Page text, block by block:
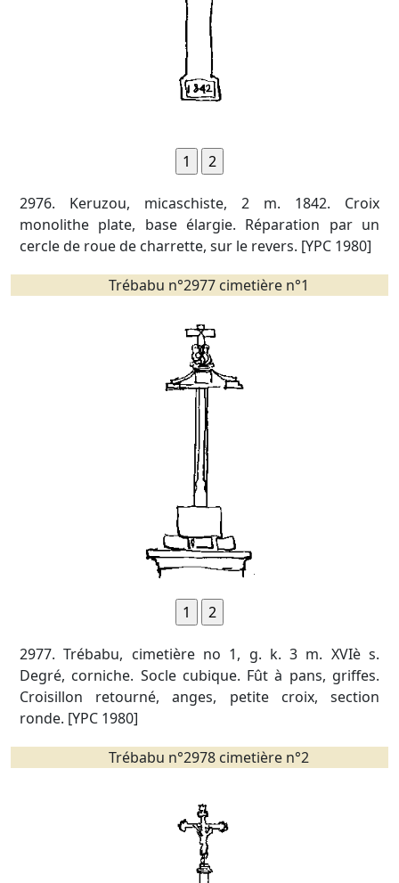
2976. Keruzou, micaschiste, 2 m. 1842. Croix
monolithe plate, base élargie. Réparation par un
cercle de roue de charrette, sur le revers. [YPC 1980]
Trébabu n°2977 cimetière n°1
2977. Trébabu, cimetière no 1, g. k. 3 m. XVIè s.
Degré, corniche. Socle cubique. Fût à pans, griffes.
Croisillon retourné, anges, petite croix, section
ronde. [YPC 1980]
Trébabu n°2978 cimetière n°2